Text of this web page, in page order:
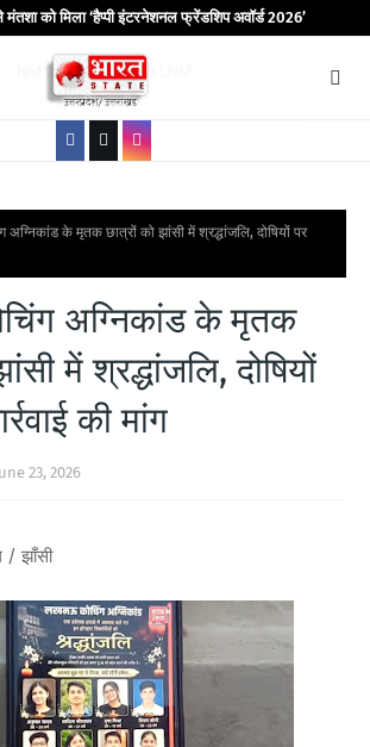
को मिला ‘हैप्पी इंटरनेशनल फ्रेंडशिप अवॉर्ड 2026’
के मृतक छात्रों को झांसी में श्रद्धांजलि, दोषियों पर
अग्निकांड के मृतक
में श्रद्धांजलि, दोषियों
की मांग
23, 2026
/ झाँसी